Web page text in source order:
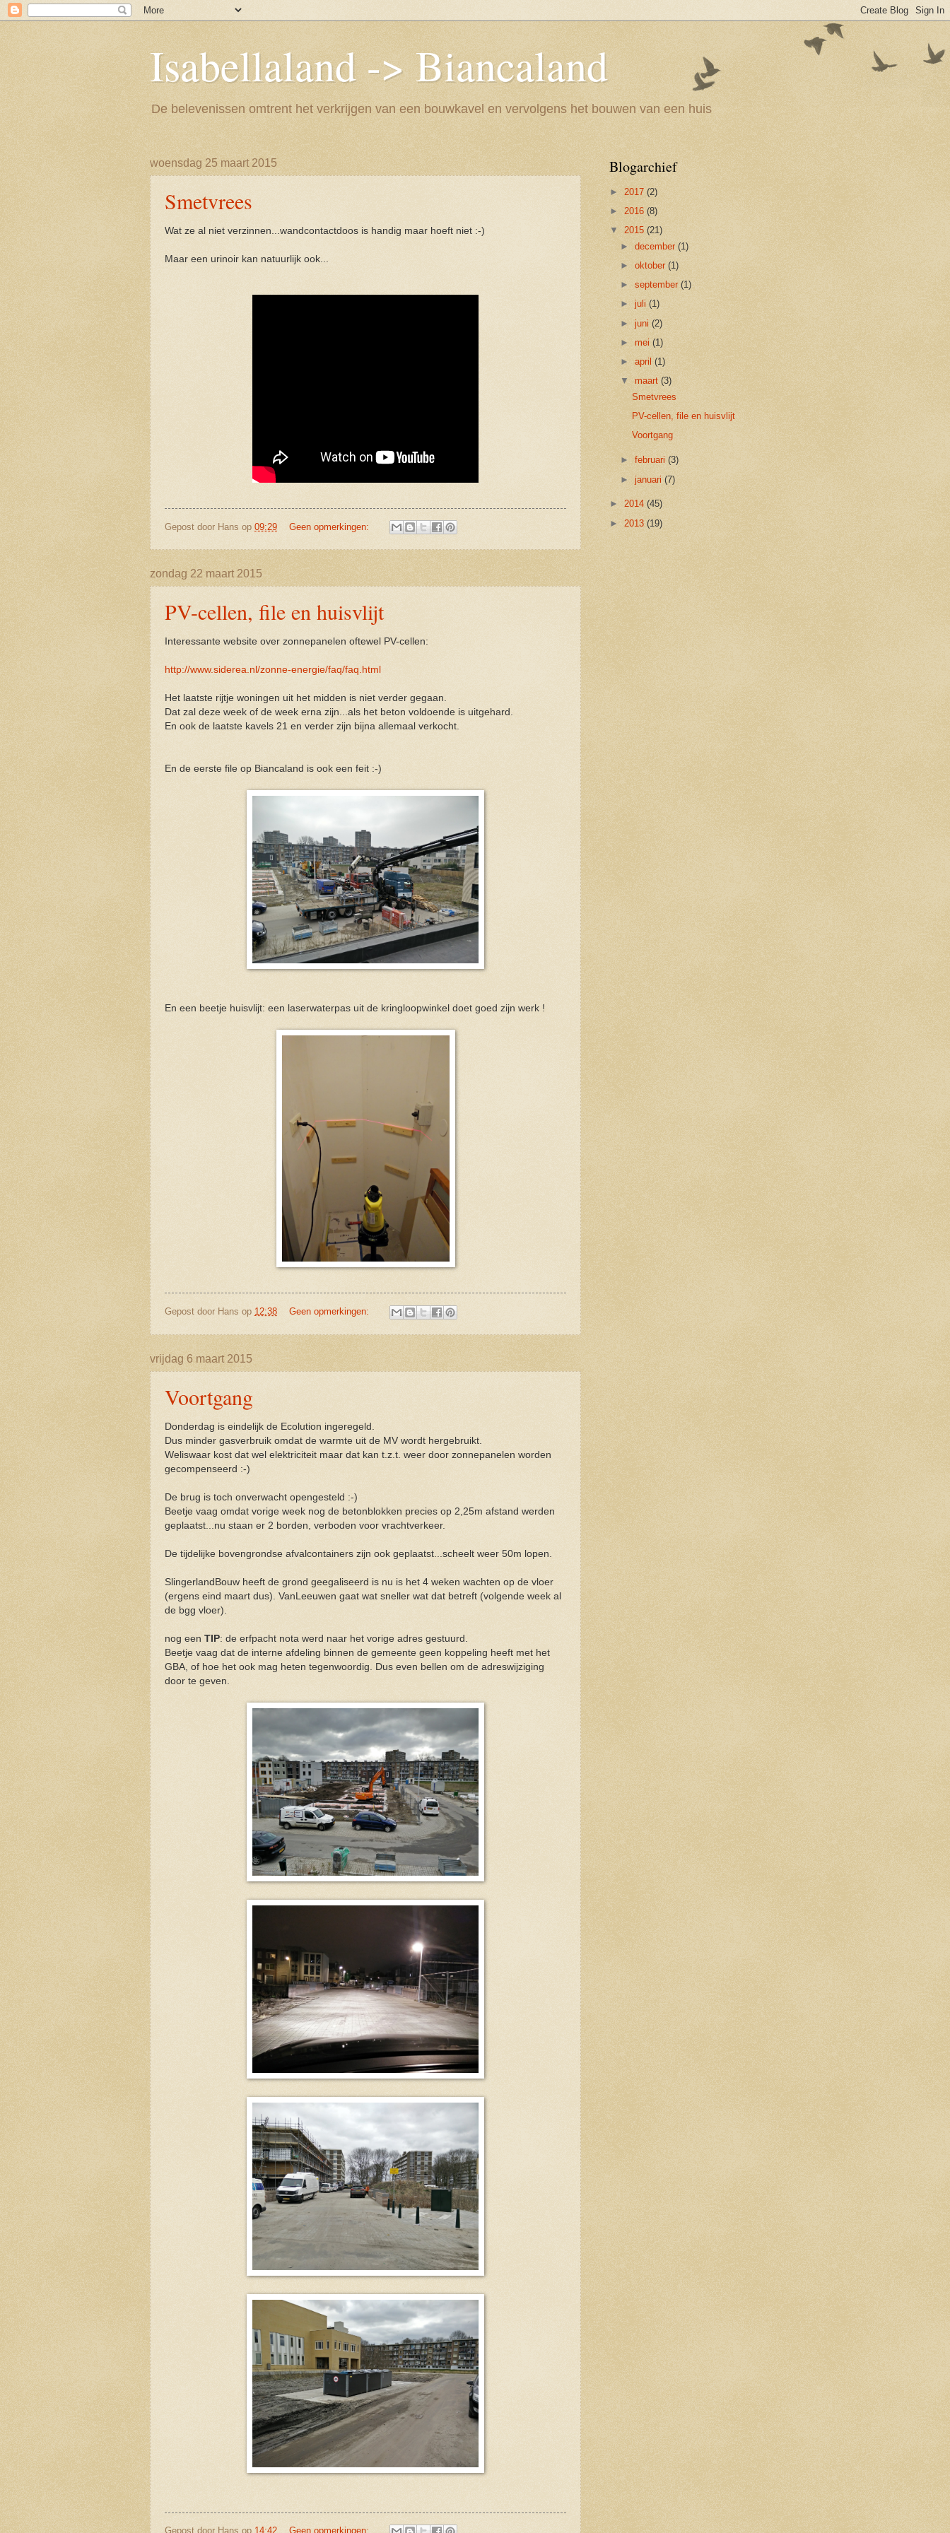
Isabellaland -> Biancaland
De belevenissen omtrent het verkrijgen van een bouwkavel en vervolgens het bouwen van een huis
woensdag 25 maart 2015
Smetvrees
Wat ze al niet verzinnen...wandcontactdoos is handig maar hoeft niet :-)
Maar een urinoir kan natuurlijk ook...
Gepost door Hans op 09:29 Geen opmerkingen:
zondag 22 maart 2015
PV-cellen, file en huisvlijt
Interessante website over zonnepanelen oftewel PV-cellen:
http://www.siderea.nl/zonne-energie/faq/faq.html
Het laatste rijtje woningen uit het midden is niet verder gegaan.
Dat zal deze week of de week erna zijn...als het beton voldoende is uitgehard.
En ook de laatste kavels 21 en verder zijn bijna allemaal verkocht.
En de eerste file op Biancaland is ook een feit :-)
En een beetje huisvlijt: een laserwaterpas uit de kringloopwinkel doet goed zijn werk !
Gepost door Hans op 12:38 Geen opmerkingen:
vrijdag 6 maart 2015
Voortgang
Donderdag is eindelijk de Ecolution ingeregeld.
Dus minder gasverbruik omdat de warmte uit de MV wordt hergebruikt.
Weliswaar kost dat wel elektriciteit maar dat kan t.z.t. weer door zonnepanelen worden
gecompenseerd :-)
De brug is toch onverwacht opengesteld :-)
Beetje vaag omdat vorige week nog de betonblokken precies op 2,25m afstand werden
geplaatst...nu staan er 2 borden, verboden voor vrachtverkeer.
De tijdelijke bovengrondse afvalcontainers zijn ook geplaatst...scheelt weer 50m lopen.
SlingerlandBouw heeft de grond geegaliseerd is nu is het 4 weken wachten op de vloer
(ergens eind maart dus). VanLeeuwen gaat wat sneller wat dat betreft (volgende week al
de bgg vloer).
nog een TIP: de erfpacht nota werd naar het vorige adres gestuurd.
Beetje vaag dat de interne afdeling binnen de gemeente geen koppeling heeft met het
GBA, of hoe het ook mag heten tegenwoordig. Dus even bellen om de adreswijziging
door te geven.
Gepost door Hans op 14:42 Geen opmerkingen:
Blogarchief
► 2017 (2)
► 2016 (8)
▼ 2015 (21)
►december(1)
►oktober(1)
►september(1)
►juli(1)
►juni(2)
►mei(1)
►april(1)
▼maart(3)
Smetvrees
PV-cellen, file en huisvlijt
Voortgang
►februari(3)
►januari(7)
► 2014 (45)
► 2013 (19)